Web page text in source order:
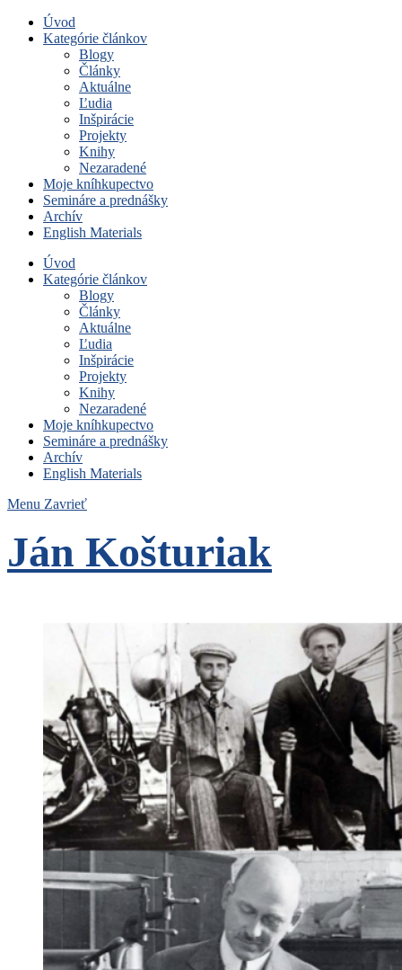
Úvod
Kategórie článkov
Blogy
Články
Aktuálne
Ľudia
Inšpirácie
Projekty
Knihy
Nezaradené
Moje kníhkupectvo
Semináre a prednášky
Archív
English Materials
Úvod
Kategórie článkov
Blogy
Články
Aktuálne
Ľudia
Inšpirácie
Projekty
Knihy
Nezaradené
Moje kníhkupectvo
Semináre a prednášky
Archív
English Materials
Menu Zavrieť
Ján Košturiak